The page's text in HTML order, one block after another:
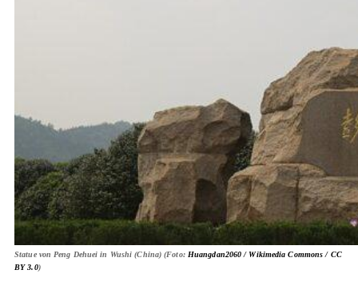
Statue von Peng Dehuei in Wushi (China) (Foto: Huangdan2060 / Wikimedia Commons / CC
BY 3.0)